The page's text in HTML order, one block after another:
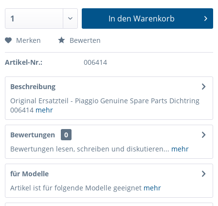
In den Warenkorb
Merken Bewerten
Artikel-Nr.: 006414
Beschreibung
Original Ersatzteil - Piaggio Genuine Spare Parts Dichtring
006414 mehr
Bewertungen
0
Bewertungen lesen, schreiben und diskutieren... mehr
für Modelle
Artikel ist für folgende Modelle geeignet mehr